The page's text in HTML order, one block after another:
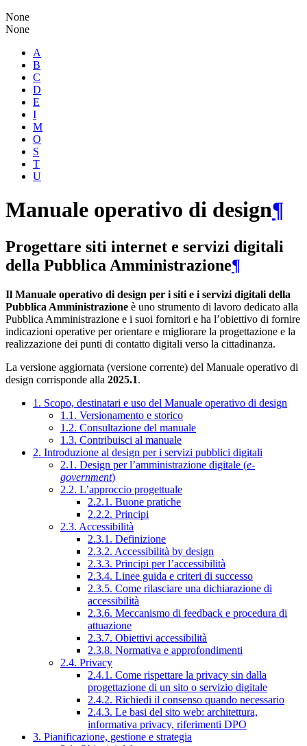
None
None
A
B
C
D
E
I
M
O
S
T
U
Manuale operativo di design¶
Progettare siti internet e servizi digitali
della Pubblica Amministrazione¶
Il Manuale operativo di design per i siti e i servizi digitali della
Pubblica Amministrazione è uno strumento di lavoro dedicato alla
Pubblica Amministrazione e i suoi fornitori e ha l’obiettivo di fornire
indicazioni operative per orientare e migliorare la progettazione e la
realizzazione dei punti di contatto digitali verso la cittadinanza.
La versione aggiornata (versione corrente) del Manuale operativo di
design corrisponde alla 2025.1.
1. Scopo, destinatari e uso del Manuale operativo di design
1.1. Versionamento e storico
1.2. Consultazione del manuale
1.3. Contribuisci al manuale
2. Introduzione al design per i servizi pubblici digitali
2.1. Design per l’amministrazione digitale (e-
government)
2.2. L’approccio progettuale
2.2.1. Buone pratiche
2.2.2. Principi
2.3. Accessibilità
2.3.1. Definizione
2.3.2. Accessibilità by design
2.3.3. Principi per l’accessibilità
2.3.4. Linee guida e criteri di successo
2.3.5. Come rilasciare una dichiarazione di
accessibilità
2.3.6. Meccanismo di feedback e procedura di
attuazione
2.3.7. Obiettivi accessibilità
2.3.8. Normativa e approfondimenti
2.4. Privacy
2.4.1. Come rispettare la privacy sin dalla
progettazione di un sito o servizio digitale
2.4.2. Richiedi il consenso quando necessario
2.4.3. Le basi del sito web: architettura,
informativa privacy, riferimenti DPO
3. Pianificazione, gestione e strategia